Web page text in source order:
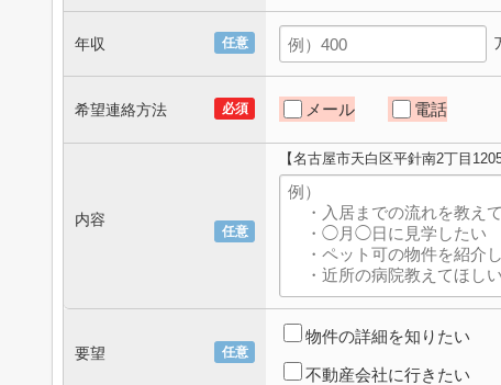
任意
年収
必須
希望連絡方法 メール 電話
任意
内容
【名古屋市天白区平針南2丁目
任意
要望
物件の詳細を知りたい
不動産会社に行きたい